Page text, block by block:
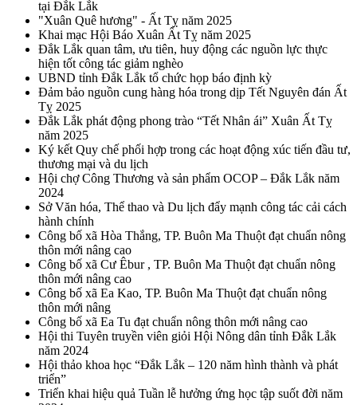
tại Đắk Lắk
"Xuân Quê hương" - Ất Tỵ năm 2025
Khai mạc Hội Báo Xuân Ất Tỵ năm 2025
Đắk Lắk quan tâm, ưu tiên, huy động các nguồn lực thực
hiện tốt công tác giảm nghèo
UBND tỉnh Đắk Lắk tổ chức họp báo định kỳ
Đảm bảo nguồn cung hàng hóa trong dịp Tết Nguyên đán Ất
Tỵ 2025
Đắk Lắk phát động phong trào “Tết Nhân ái” Xuân Ất Tỵ
năm 2025
Ký kết Quy chế phối hợp trong các hoạt động xúc tiến đầu tư,
thương mại và du lịch
Hội chợ Công Thương và sản phẩm OCOP – Đắk Lắk năm
2024
Sở Văn hóa, Thể thao và Du lịch đẩy mạnh công tác cải cách
hành chính
Công bố xã Hòa Thắng, TP. Buôn Ma Thuột đạt chuẩn nông
thôn mới nâng cao
Công bố xã Cư Êbur , TP. Buôn Ma Thuột đạt chuẩn nông
thôn mới nâng cao
Công bố xã Ea Kao, TP. Buôn Ma Thuột đạt chuẩn nông
thôn mới nâng
Công bố xã Ea Tu đạt chuẩn nông thôn mới nâng cao
Hội thi Tuyên truyền viên giỏi Hội Nông dân tỉnh Đắk Lắk
năm 2024
Hội thảo khoa học “Đắk Lắk – 120 năm hình thành và phát
triển”
Triển khai hiệu quả Tuần lễ hưởng ứng học tập suốt đời năm